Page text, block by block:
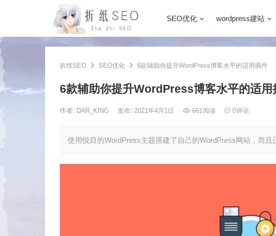
SEO优化 wordpress建站
折纸SEO SEO优化 6款辅助你提升WordPress博客水平的适用插件
6款辅助你提升WordPress博客水平的适用
作者: DAR_KING 发布: 2021年4月1日 661阅读 0评论
使用悦目的WordPress主题搭建了自己的WordPress网站，而